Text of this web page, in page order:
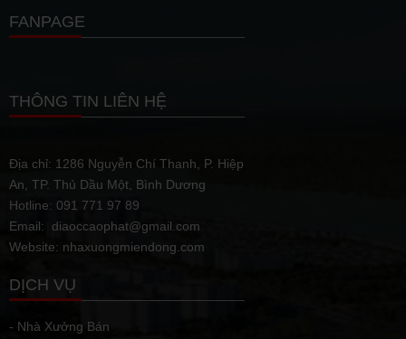
FANPAGE
THÔNG TIN LIÊN HỆ
Địa chỉ: 1286 Nguyễn Chí Thanh, P. Hiệp
An, TP. Thủ Dầu Một, Bình Dương
Hotline: 091 771 97 89
Email: diaoccaophat@gmail.com
Website: nhaxuongmiendong.com
DỊCH VỤ
- Nhà Xưởng Bán